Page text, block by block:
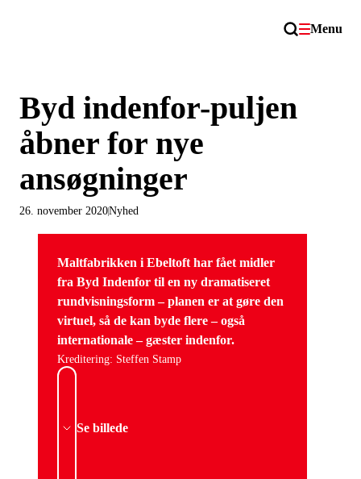
Menu
Byd indenfor-puljen
åbner for nye
ansøgninger
Nyhed
26. november 2020
Maltfabrikken i Ebeltoft har fået midler
fra Byd Indenfor til en ny dramatiseret
rundvisningsform – planen er at gøre den
virtuel, så de kan byde flere – også
internationale – gæster indenfor.
Kreditering: Steffen Stamp
Se billede